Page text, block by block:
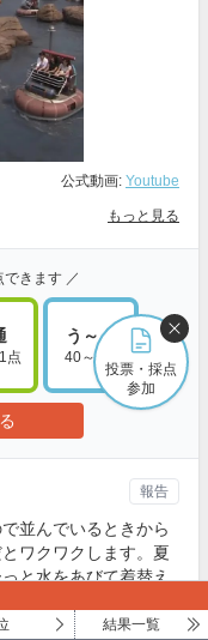
公式動画: Youtube
もっと見る
きます ／
点
う～ん
40～1点
並んでいるときから
ワクワクします。夏
と水をあびて着替え
てディズニーマジッ
ん。
報告
投票・採点
参加
結果一覧